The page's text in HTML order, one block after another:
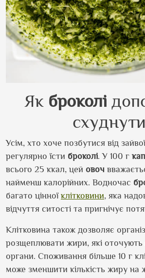
Як броколі
схуднути
Усім, хто хоче позбутися від
регулярно їсти броколі. У 100 г
всього 25 ккал, цей овоч
найменш калорійних. Водночас
багато цінної клітковини, яка
відчуття ситості та пригнічує
Клітковина також дозволяє
розщеплювати жири, які оточують
органи. Споживання більше 10 г
може зменшити кількість жиру на